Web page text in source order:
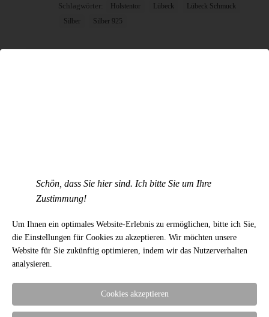
Schlagwörter:
Holstentor Lübeck
Lübeck Schmuck
Silber
Silber 925
„Brodtener Steilufer
Anhänger“ groß
190,00
mit Brillant
Schmuckwerk
19 mm
Schön, dass Sie hier sind. Ich bitte Sie um Ihre
Zustimmung!
Um Ihnen ein optimales Website-Erlebnis zu ermöglichen, bitte ich Sie,
die Einstellungen für Cookies zu akzeptieren. Wir möchten unsere
Website für Sie zukünftig optimieren, indem wir das Nutzerverhalten
analysieren.
Cookies akzeptieren